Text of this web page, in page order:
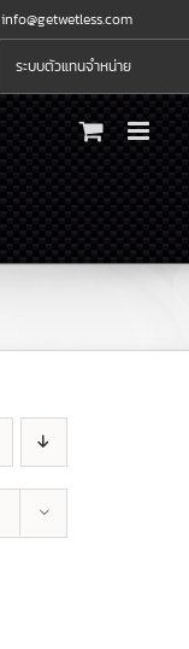
info@getwetless.com
ระบบตัวแทนจำหน่าย